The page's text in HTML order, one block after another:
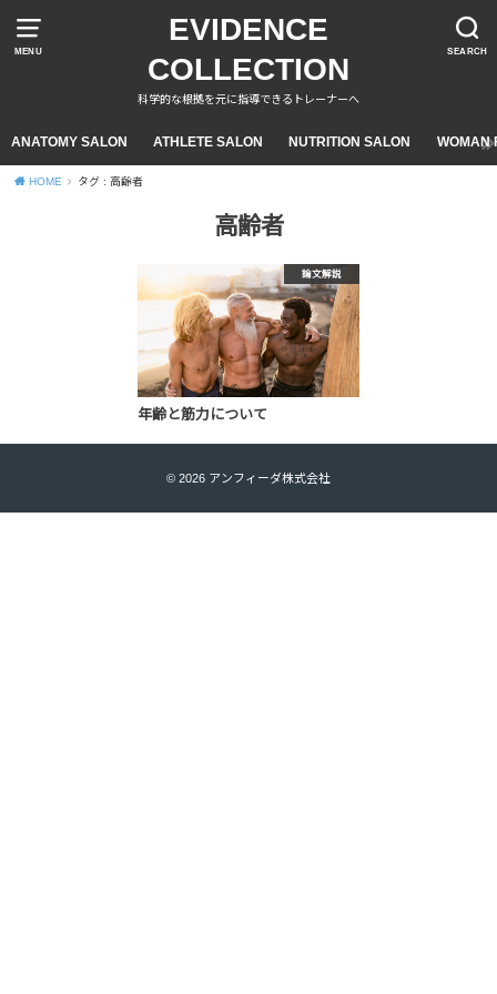
MENU SEARCH
EVIDENCE
COLLECTION
科学的な根拠を元に指導できるトレーナーへ
ANATOMY SALON ATHLETE SALON NUTRITION SALON WOMAN
HOME タグ : 高齢者
高齢者
論文解説
年齢と筋力について
© 2026 アンフィーダ株式会社